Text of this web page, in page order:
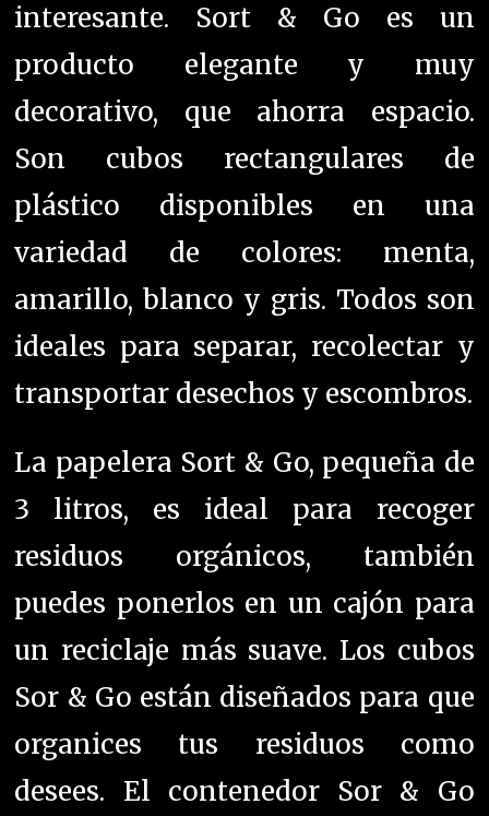
interesante. Sort & Go es un
producto elegante y muy
decorativo, que ahorra espacio.
Son cubos rectangulares de
plástico disponibles en una
variedad de colores: menta,
amarillo, blanco y gris. Todos son
ideales para separar, recolectar y
transportar desechos y escombros.
La papelera Sort & Go, pequeña de
3 litros, es ideal para recoger
residuos orgánicos, también
puedes ponerlos en un cajón para
un reciclaje más suave. Los cubos
Sor & Go están diseñados para que
organices tus residuos como
desees. El contenedor Sor & Go